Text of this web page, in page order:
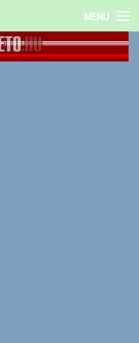
MENU